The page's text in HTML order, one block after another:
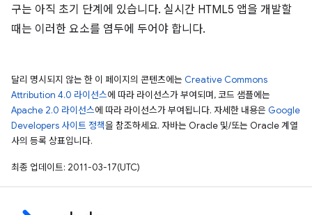
구는 아직 초기 단계에 있습니다. 실시간 HTML5 앱을 개발할
때는 이러한 요소를 염두에 두어야 합니다.
달리 명시되지 않는 한 이 페이지의 콘텐츠에는 Creative Commons
Attribution 4.0 라이선스에 따라 라이선스가 부여되며, 코드 샘플에는
Apache 2.0 라이선스에 따라 라이선스가 부여됩니다. 자세한 내용은 Google
Developers 사이트 정책을 참조하세요. 자바는 Oracle 및/또는 Oracle 계열
사의 등록 상표입니다.
최종 업데이트: 2011-03-17(UTC)